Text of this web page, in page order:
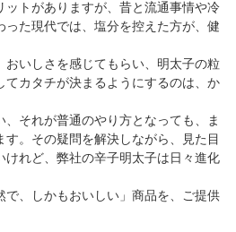
ットがありますが、昔と流通事情や冷
った現代では、塩分を控えた方が、健
おいしさを感じてもらい、明太子の粒
てカタチが決まるようにするのは、か
、それが普通のやり方となっても、ま
。その疑問を解決しながら、見た目
けれど、弊社の辛子明太子は日々進化
で、しかもおいしい」商品を、ご提供